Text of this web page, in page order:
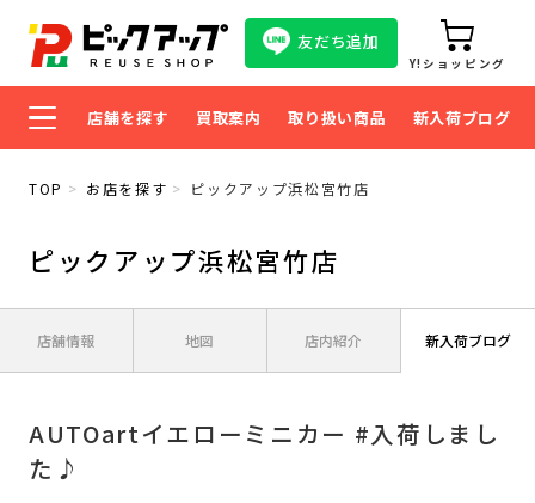
友だち追加
Y!ショッピング
店舗を探す 買取案内 取り扱い商品 新入荷ブログ
TOP お店を探す ピックアップ浜松宮竹店
ピックアップ浜松宮竹店
店舗情報 地図 店内紹介 新入荷ブログ
AUTOartイエローミニカー #入荷しまし
た♪